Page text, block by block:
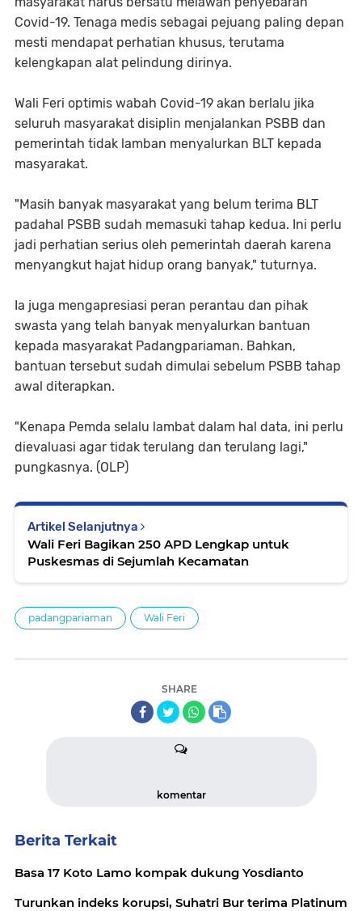
Covid-19. Tenaga medis sebagai pejuang paling depan
mesti mendapat perhatian khusus, terutama
kelengkapan alat pelindung dirinya.
Wali Feri optimis wabah Covid-19 akan berlalu jika
seluruh masyarakat disiplin menjalankan PSBB dan
pemerintah tidak lamban menyalurkan BLT kepada
masyarakat.
"Masih banyak masyarakat yang belum terima BLT
padahal PSBB sudah memasuki tahap kedua. Ini perlu
jadi perhatian serius oleh pemerintah daerah karena
menyangkut hajat hidup orang banyak," tuturnya.
Ia juga mengapresiasi peran perantau dan pihak
swasta yang telah banyak menyalurkan bantuan
kepada masyarakat Padangpariaman. Bahkan,
bantuan tersebut sudah dimulai sebelum PSBB tahap
awal diterapkan.
"Kenapa Pemda selalu lambat dalam hal data, ini perlu
dievaluasi agar tidak terulang dan terulang lagi,"
pungkasnya. (OLP)
Artikel Selanjutnya
Wali Feri Bagikan 250 APD Lengkap untuk
Puskesmas di Sejumlah Kecamatan
padangpariaman Wali Feri
SHARE
komentar
Berita Terkait
Basa 17 Koto Lamo kompak dukung Yosdianto
Turunkan indeks korupsi, Suhatri Bur terima Platinum